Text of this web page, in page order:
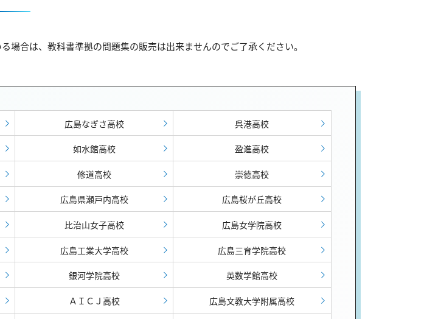
合は、教科書準拠の問題集の販売は出来ませんのでご了承ください。
広島なぎさ高校 呉港高校
如水館高校 盈進高校
修道高校 崇徳高校
広島県瀬戸内高校 広島桜が丘高校
比治山女子高校 広島女学院高校
広島工業大学高校 広島三育学院高校
銀河学院高校 英数学館高校
ＡＩＣＪ高校 広島文教大学附属高校